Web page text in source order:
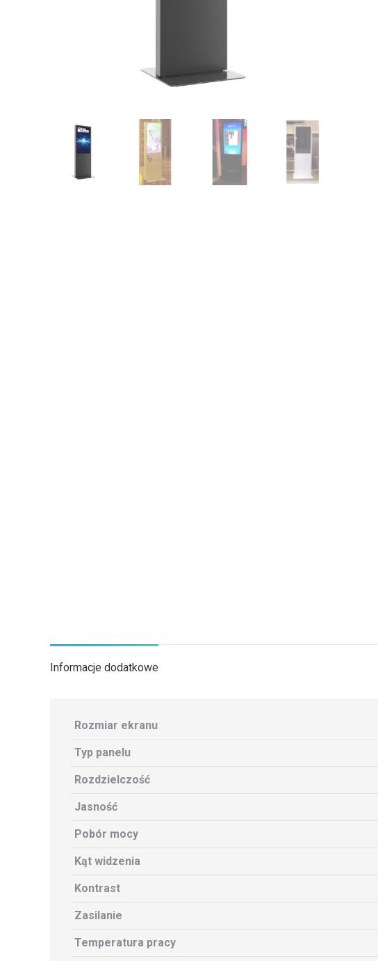
Informacje dodatkowe
Rozmiar ekranu
Typ panelu
Rozdzielczość
Jasność
Pobór mocy
Kąt widzenia
Kontrast
Zasilanie
Temperatura pracy